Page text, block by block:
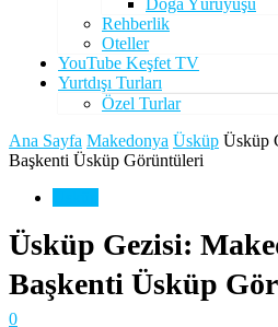
Doğa Yürüyüşü
Rehberlik
Oteller
YouTube Keşfet TV
Yurtdışı Turları
Özel Turlar
Ana Sayfa Makedonya Üsküp Üsküp
Başkenti Üsküp Görüntüleri
Üsküp Gezisi:
Başkenti Üsküp
0